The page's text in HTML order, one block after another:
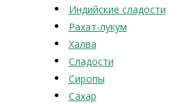
Индийские сладости
Рахат-лукум
Халва
Сладости
Сиропы
Сахар